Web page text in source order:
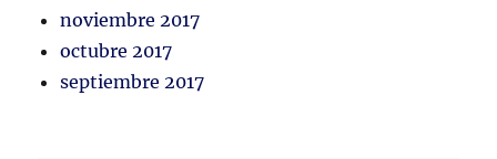
noviembre 2017
octubre 2017
septiembre 2017